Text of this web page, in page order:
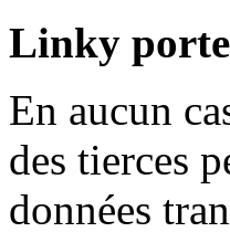
Linky
En aucun
des tierces
données